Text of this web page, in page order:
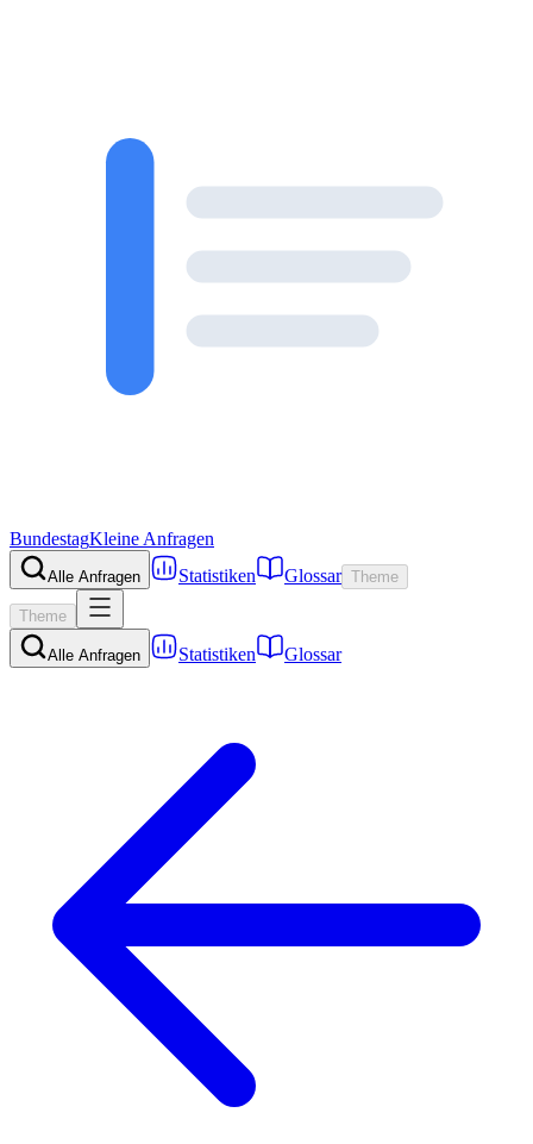
BundestagKleine Anfragen
Alle Anfragen Statistiken Glossar Theme
Theme
Alle Anfragen Statistiken Glossar